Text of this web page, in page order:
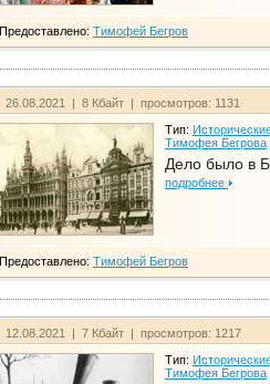
Предоставлено: Тимофей Бегров
26.08.2021 | 8 Кбайт | просмотров: 1131
Тип:
Тимофея Бегрова
Дело было в
подробнее
Предоставлено: Тимофей Бегров
12.08.2021 | 7 Кбайт | просмотров: 1217
Тип:
Тимофея Бегрова